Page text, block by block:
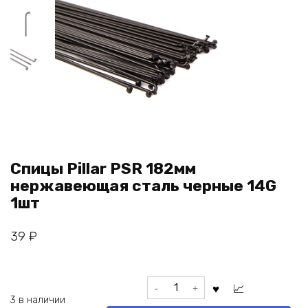
Спицы Pillar PSR 182мм
нержавеющая сталь черные 14G
1шт
39 ₽
3 в наличии
Количество
товара